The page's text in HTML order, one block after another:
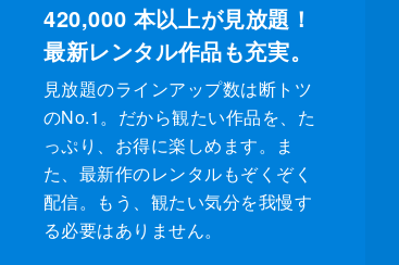
420,000 本以上が見放題！
最新レンタル作品も充実。
見放題のラインアップ数は断トツ
のNo.1。だから観たい作品を、た
っぷり、お得に楽しめます。ま
た、最新作のレンタルもぞくぞく
配信。もう、観たい気分を我慢す
る必要はありません。